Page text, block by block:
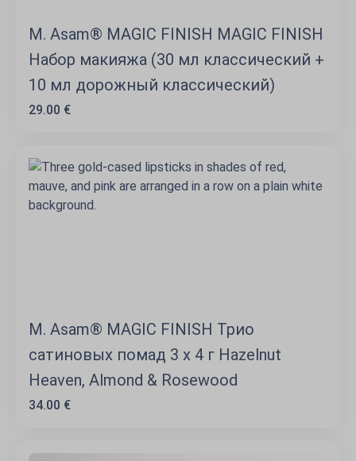
M. Asam® MAGIC FINISH MAGIC FINISH
Набор макияжа (30 мл классический +
10 мл дорожный классический)
29.00 €
M. Asam® MAGIC FINISH Трио
сатиновых помад 3 x 4 г Hazelnut
Heaven, Almond & Rosewood
34.00 €